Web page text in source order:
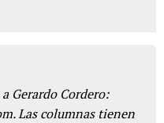
Gerardo Cordero:
Las columnas tienen